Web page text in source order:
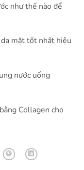
như thế nào để
mặt tốt nhất hiệu
nước uống
Collagen cho